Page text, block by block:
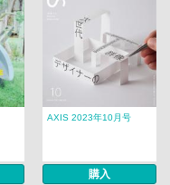
AXIS 2023年10月号
購入